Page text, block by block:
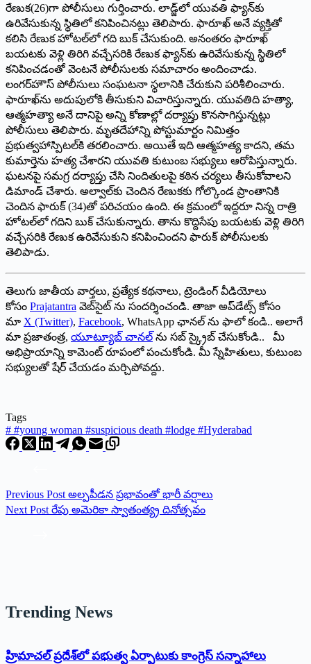
రేణుక(26)గా పోలీసులు గుర్తించారు. లాడ్జ్‌లో యువతి ఫ్యాన్‌కు
ఉరివేసుకున్న స్థితిలో కనిపించినట్లు తెలిపారు. ఫారూఖ్‌ అనే వ్యక్తితో
కలిసి రేణుక హోటల్‌లో గది బుక్‌ ‌చేసుకుంది. అనంతరం ఫారూఖ్‌
‌బయటకు వెళ్లి తిరిగి వచ్చేసరికి రేణుక ఫ్యాన్‌కు ఉరివేసుకున్న స్థితిలో
కనిపించడంతో వెంటనే పోలీసులకు సమాచారం అందించాడు.
లంగర్‌హౌస్‌ ‌పోలీసులు సంఘటనా స్థలానికి చేరుకుని పరిశీలించారు.
ఫారూఖ్‌ను అదుపులోకి తీసుకుని విచారిస్తున్నారు. యువతిది హత్యా,
ఆత్మహత్యా అనే దానిపై అన్ని కోణాల్లో దర్యాప్తు కొనసాగిస్తున్నట్లు
పోలీసులు తెలిపారు. మృతదేహాన్ని పోస్టుమార్టం నిమిత్తం
ప్రభుత్వహాస్పిటల్‌కి తరలించారు. అయితే ఇది ఆత్మహత్య కాదని, తమ
కుమార్తెను హత్య చేశారని యువతి కుటుంబ సభ్యులు ఆరోపిస్తున్నారు.
ఘటనపై సమగ్ర దర్యాప్తు చేసి నిందితులపై కఠిన చర్యలు తీసుకోవాలని
డిమాండ్‌ ‌చేశారు. అల్వాల్‌కు చెందిన రేణుకకు గోల్కొండ ప్రాంతానికి
చెందిన ఫారుక్‌ (34)‌తో పరిచయం ఉంది. ఈ క్రమంలో ఇద్దరూ నిన్న రాత్రి
హోటల్‌లో గదిని బుక్‌ ‌చేసుకున్నారు. తాను కొద్దిసేపు బయటకు వెళ్లి తిరిగి
వచ్చేసరికి రేణుక ఉరివేసుకుని కనిపించిందని ఫారుక్‌ ‌పోలీసులకు
తెలిపాడు.
తెలుగు జాతీయ వార్తలు, ప్రత్యేక కథనాలు, ట్రెండింగ్ వీడియోలు
కోసం Prajatantra వెబ్‌సైట్ ను సందర్శించండి. తాజా అప్‌డేట్స్ కోసం
మా X (Twitter), Facebook, WhatsApp ఛానల్ ను ఫాలో కండి.. అలాగే
మా ప్రజాతంత్ర, యూట్యూబ్ చానల్ ను సబ్ స్క్రైబ్ చేసుకోండి.. మీ
అభిప్రాయాన్ని కామెంట్ రూపంలో పంచుకోండి. మీ స్నేహితులు, కుటుంబ
సభ్యులతో షేర్ చేయడం మర్చిపోవద్దు.
Tags
# #young woman #suspicious death #lodge #Hyderabad
Previous Post అల్పపీడన ప్రభావంతో భారీ వర్షాలు
Next Post రేపు అమెరికా స్వాతంత్య్ర దినోత్సవం
Trending News
‌హ్రిమాచల్‌ ‌ప్రదేశ్‌లో పభుత్వ ఏర్పాటుకు కాంగ్రెస్‌ ‌సన్నాహాలు